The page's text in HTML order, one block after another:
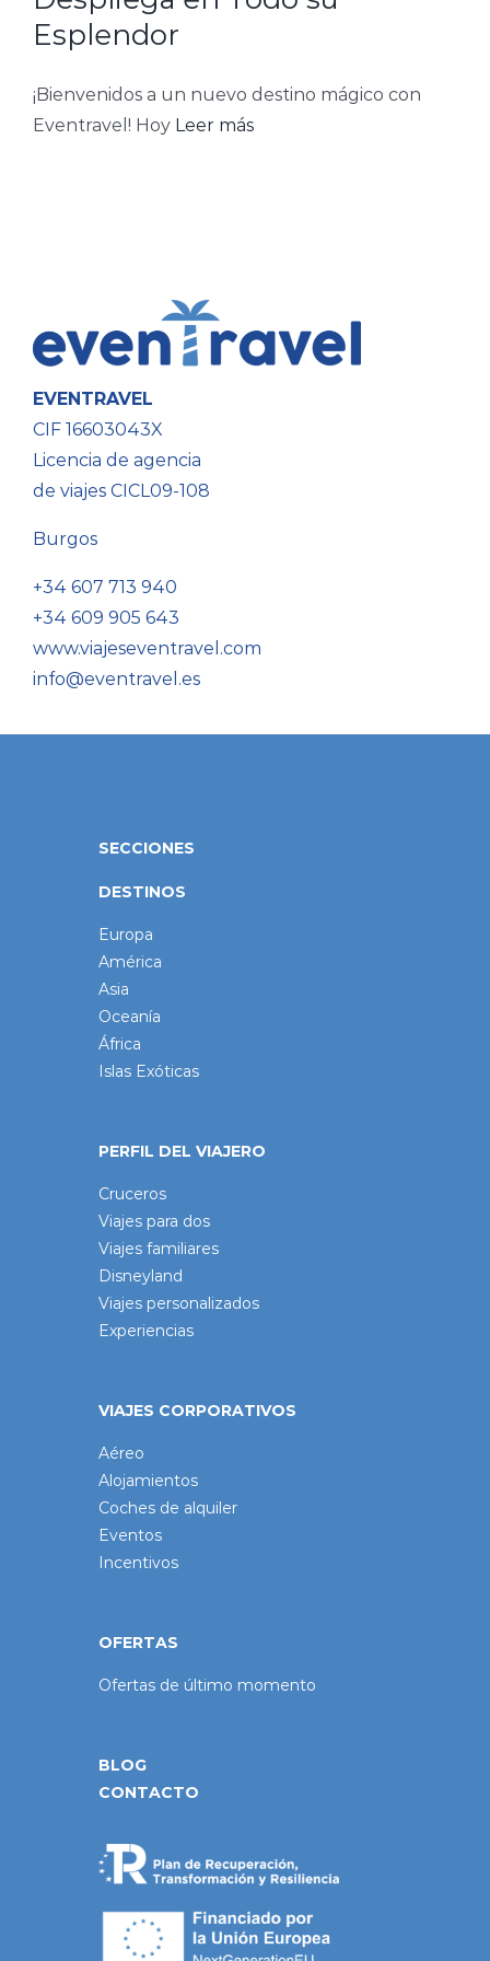
Esplendor
¡Bienvenidos a un nuevo destino mágico con
Eventravel! Hoy Leer más
EVENTRAVEL
CIF 16603043X
Licencia de agencia
de viajes CICL09-108
Burgos
+34 607 713 940
+34 609 905 643
www.viajeseventravel.com
info@eventravel.es
SECCIONES
DESTINOS
Europa
América
Asia
Oceanía
África
Islas Exóticas
PERFIL DEL VIAJERO
Cruceros
Viajes para dos
Viajes familiares
Disneyland
Viajes personalizados
Experiencias
VIAJES CORPORATIVOS
Aéreo
Alojamientos
Coches de alquiler
Eventos
Incentivos
OFERTAS
Ofertas de último momento
BLOG
CONTACTO